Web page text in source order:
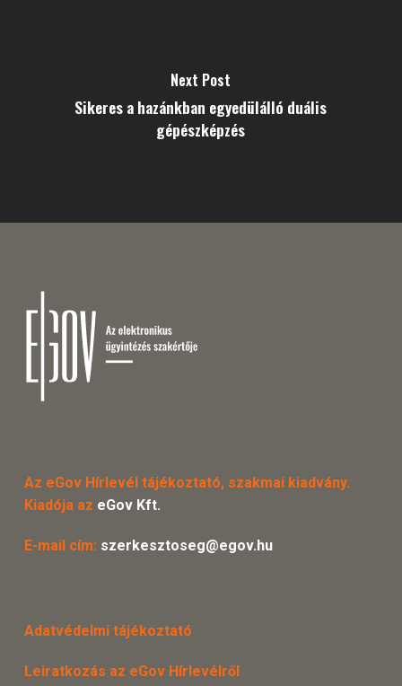
Next Post
Sikeres a hazánkban egyedülálló duális
gépészképzés
Az eGov Hírlevél tájékoztató, szakmai kiadvány.
Kiadója az eGov Kft.
E-mail cím: szerkesztoseg@egov.hu
Adatvédelmi tájékoztató
Leiratkozás az eGov Hírlevélről